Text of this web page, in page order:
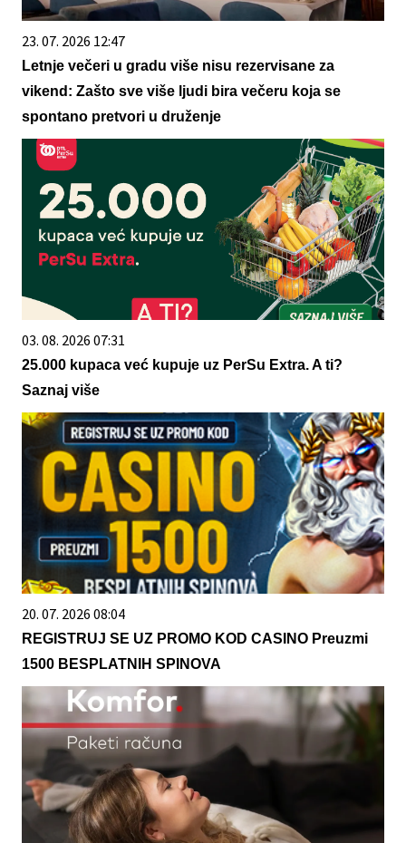
23. 07. 2026 12:47
Letnje večeri u gradu više nisu rezervisane za
vikend: Zašto sve više ljudi bira večeru koja se
spontano pretvori u druženje
03. 08. 2026 07:31
25.000 kupaca već kupuje uz PerSu Extra. A ti?
Saznaj više
20. 07. 2026 08:04
REGISTRUJ SE UZ PROMO KOD CASINO Preuzmi
1500 BESPLATNIH SPINOVA